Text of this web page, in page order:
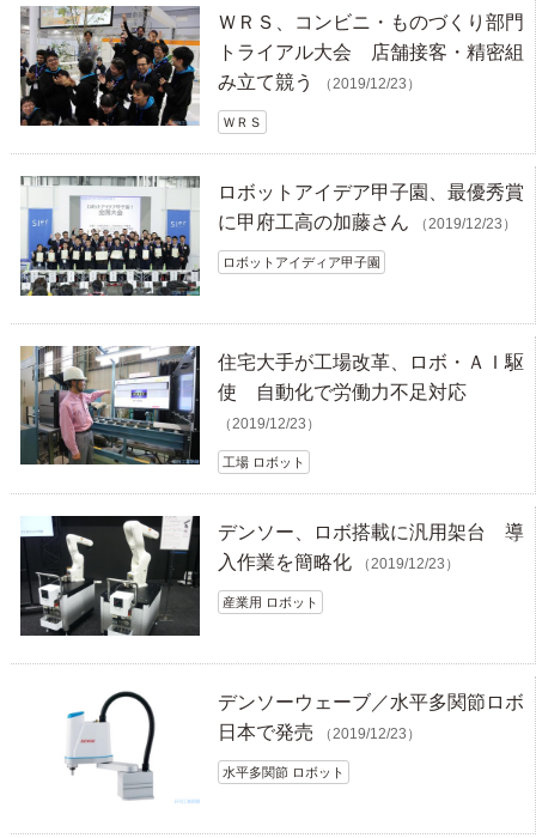
ＷＲＳ、コンビニ・ものづくり部門
トライアル大会 店舗接客・精密組
み立て競う
（2019/12/23）
ＷＲＳ
ロボットアイデア甲子園、最優秀賞
に甲府工高の加藤さん
（2019/12/23）
ロボットアイディア甲子園
住宅大手が工場改革、ロボ・ＡＩ駆
使 自動化で労働力不足対応
（2019/12/23）
工場 ロボット
デンソー、ロボ搭載に汎用架台 導
入作業を簡略化
（2019/12/23）
産業用 ロボット
デンソーウェーブ／水平多関節ロボ
日本で発売
（2019/12/23）
水平多関節 ロボット